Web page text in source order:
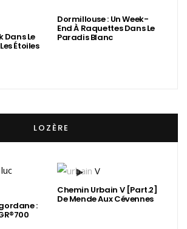
Dans Le
Étoiles
Dormillouse : Un Week-
End À Raquettes Dans Le
Paradis Blanc
LOZÈRE
:
Chemin Urbain V [Part.2]
De Mende Aux Cévennes